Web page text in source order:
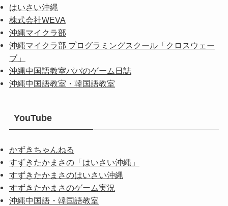
はいさい沖縄
株式会社WEVA
沖縄マイクラ部
沖縄マイクラ部 プログラミングスクール「クロスウェー
ブ」
沖縄中国語教室パパのゲーム日誌
沖縄中国語教室・韓国語教室
YouTube
かずきちゃんねる
すずきたかまさの「はいさい沖縄」
すずきたかまさのはいさい沖縄
すずきたかまさのゲーム実況
沖縄中国語・韓国語教室